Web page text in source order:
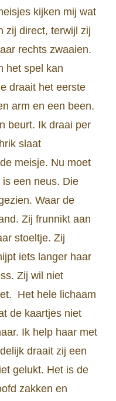
kijken mij wat
zij direct, terwijl zij
rechts zwaaien.
het spel kan
draait het eerste
arm en een been.
beurt. Ik draai per
slaat
meisje. Nu moet
een neus. Die
Waar de
Zij frunnikt aan
stoeltje. Zij
iets langer haar
Zij wil niet
Het hele lichaam
de kaartjes niet
Ik help haar met
draait zij een
gelukt. Het is de
zakken en